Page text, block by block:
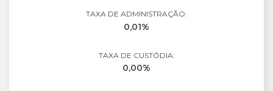
TAXA DE ADMINISTRAÇÃO:
0,01%
TAXA DE CUSTÓDIA:
0,00%